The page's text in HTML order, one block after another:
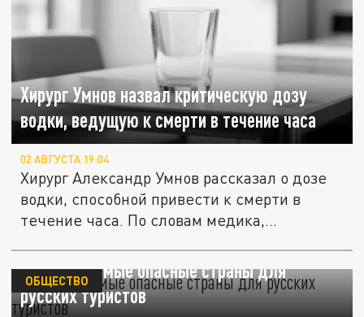
Хирург Умнов назвал критическую дозу
водки, ведущую к смерти в течение часа
02 АВГУСТА 19:04
Хирург Александр Умнов рассказал о дозе
водки, способной привести к смерти в
течение часа. По словам медика,...
Названы самые опасные страны для
русских туристов
ОБЩЕСТВО